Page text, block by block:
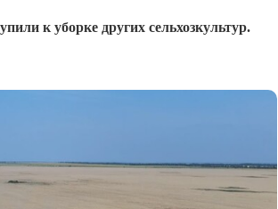
к уборке других сельхозкультур.